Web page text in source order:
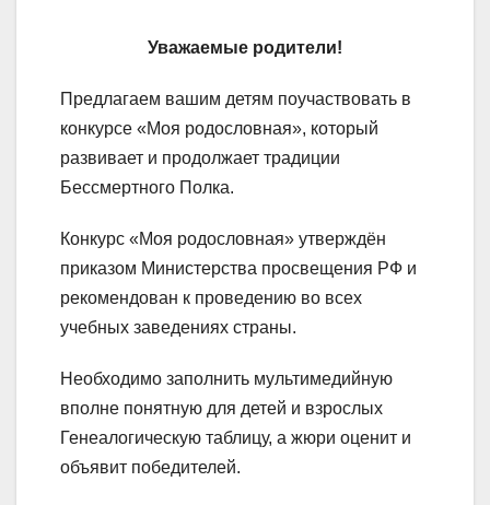
Уважаемые родители!
Предлагаем вашим детям поучаствовать в
конкурсе «Моя родословная», который
развивает и продолжает традиции
Бессмертного Полка.
Конкурс «Моя родословная» утверждён
приказом Министерства просвещения РФ и
рекомендован к проведению во всех
учебных заведениях страны.
Необходимо заполнить мультимедийную
вполне понятную для детей и взрослых
Генеалогическую таблицу, а жюри оценит и
объявит победителей.